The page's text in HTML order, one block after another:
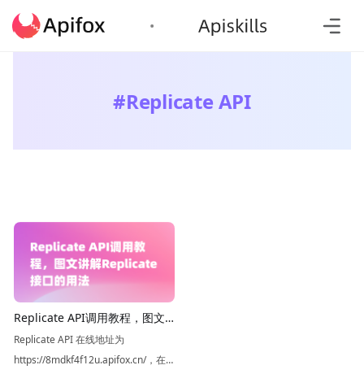
#Replicate API
Replicate API调用教程，图文
讲解Replicate接口的用法
Replicate API 在线地址为
https://8mdkf4f12u.apifox.cn/，在